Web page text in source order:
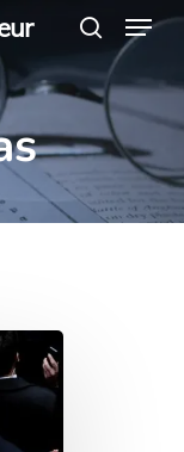
search
Menu